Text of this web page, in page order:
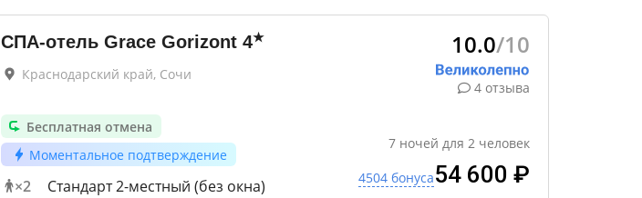
СПА-отель Grace Gorizont 4★
Краснодарский край, Сочи
Бесплатная отмена
Моментальное подтверждение
×2 Стандарт 2-местный (без окна)
10.0/10
4 отзыва
7 ночей для 2 человек
4504 бонуса54 600 ₽